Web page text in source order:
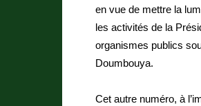
en vue de mettre la
les activités de la
organismes publics
Doumbouya.
Cet autre numéro, à